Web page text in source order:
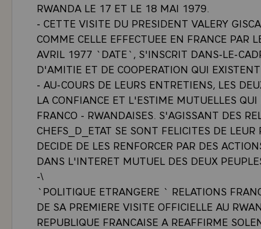
RWANDA LE 17 ET LE 18 MAI 1979.
- CETTE VISITE DU PRESIDENT VALERY
COMME CELLE EFFECTUEE EN FRANCE PAR
AVRIL 1977 `DATE`, S'INSCRIT DANS-LE-
D'AMITIE ET DE COOPERATION QUI EXISTENT
- AU-COURS DE LEURS ENTRETIENS, LES
LA CONFIANCE ET L'ESTIME MUTUELLES
FRANCO - RWANDAISES. S'AGISSANT DES
CHEFS_D_ETAT SE SONT FELICITES DE
DECIDE DE LES RENFORCER PAR DES
DANS L'INTERET MUTUEL DES DEUX
-\
`POLITIQUE ETRANGERE ` RELATIONS
DE SA PREMIERE VISITE OFFICIELLE AU
REPUBLIQUE FRANCAISE A REAFFIRME